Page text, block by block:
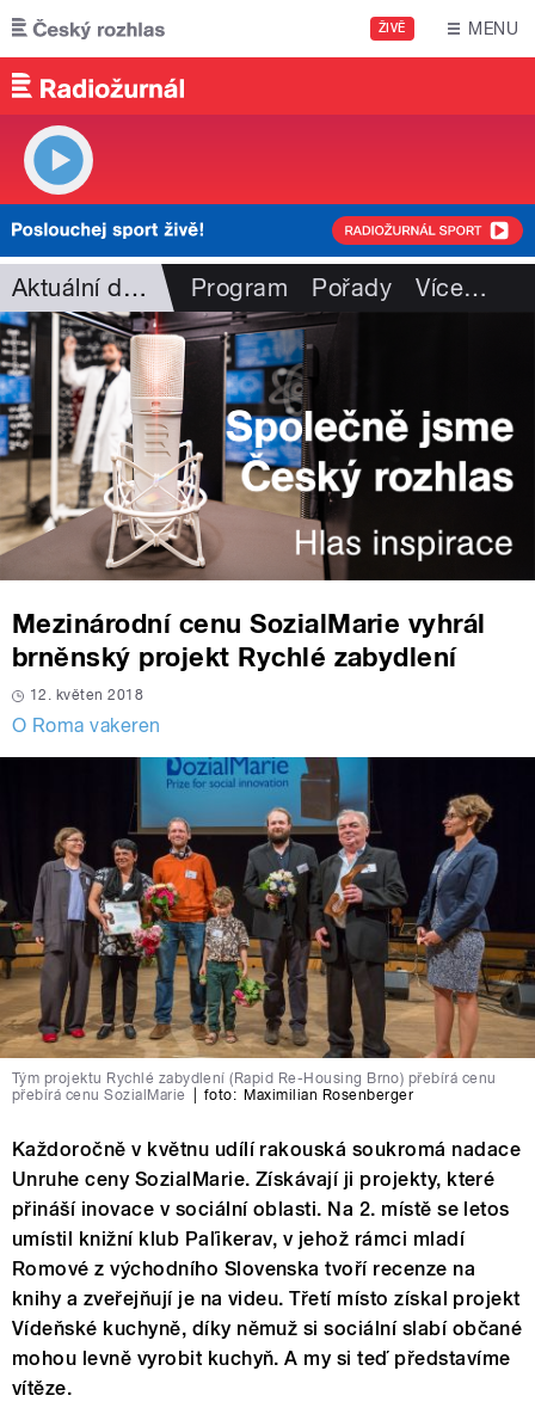
Přejít k hlavnímu obsahu
ŽIVĚ MENU
Aktuální dění Program Pořady Více…
Mezinárodní cenu SozialMarie vyhrál
brněnský projekt Rychlé zabydlení
12. květen 2018
O Roma vakeren
Tým projektu Rychlé zabydlení (Rapid Re-Housing Brno) přebírá cenu
přebírá cenu SozialMarie
foto: Maximilian Rosenberger
Každoročně v květnu udílí rakouská soukromá nadace
Unruhe ceny SozialMarie. Získávají ji projekty, které
přináší inovace v sociální oblasti. Na 2. místě se letos
umístil knižní klub Paľikerav, v jehož rámci mladí
Romové z východního Slovenska tvoří recenze na
knihy a zveřejňují je na videu. Třetí místo získal projekt
Vídeňské kuchyně, díky němuž si sociální slabí občané
mohou levně vyrobit kuchyň. A my si teď představíme
vítěze.